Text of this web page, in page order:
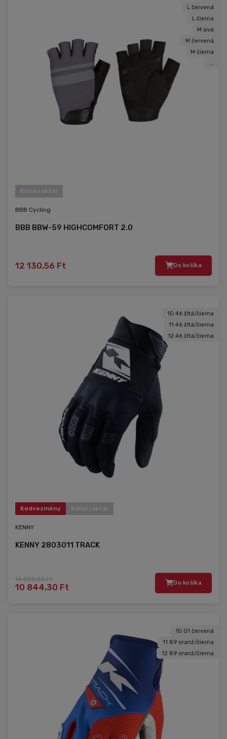
L červená
L čierna
M sivá
M červená
M čierna
...
Külső raktár
BBB Cycling
BBB BBW-59 HIGHCOMFORT 2.0
12 130,56 Ft Do košíka
10 46 žltá/čierna
11 46 žltá/čierna
12 46 žltá/čierna
Kedvezmény Külső raktár
KENNY
KENNY 2803011 TRACK
14 006,85 Ft
10 844,30 Ft Do košíka
10 01 červená
11 89 oranž/čierna
12 89 oranž/čierna